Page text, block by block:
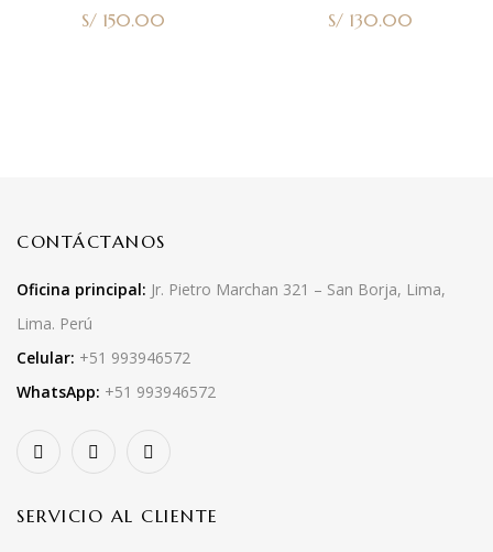
S/ 150.00 S/130.00
CONTÁCTANOS
Oficina principal: Jr. Pietro Marchan 321 – San Borja, Lima,
Lima. Perú
Celular: +51 993946572
WhatsApp: +51 993946572
SERVICIO AL CLIENTE